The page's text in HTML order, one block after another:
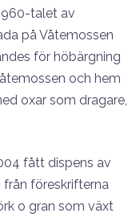
talet av
på Våtemossen
för höbärgning
och hem
oxar som dragare,
fått dispens av
från föreskrifterna
o gran som växt